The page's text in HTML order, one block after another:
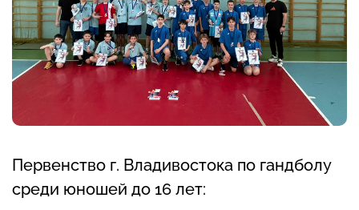
Первенство г. Владивостока по гандболу
среди юношей до 16 лет: